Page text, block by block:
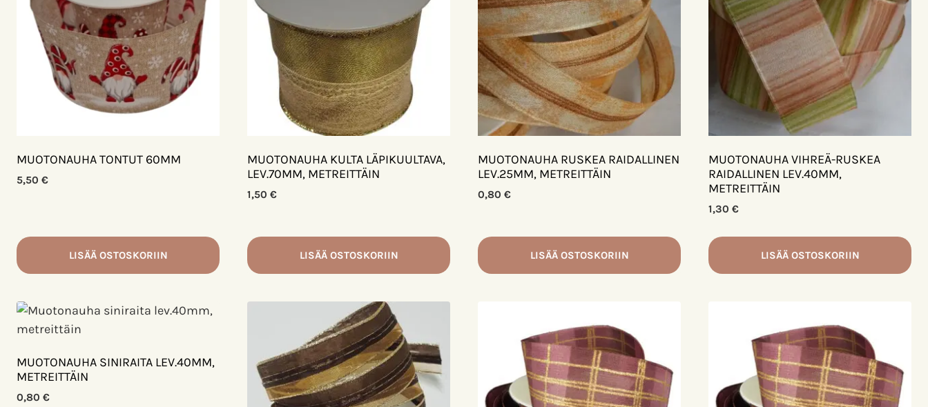
MUOTONAUHA TONTUT 60MM
5,50 €
LISÄÄ OSTOSKORIIN
MUOTONAUHA KULTA LÄPIKUULTAVA,
LEV.70MM, METREITTÄIN
1,50 €
LISÄÄ OSTOSKORIIN
MUOTONAUHA RUSKEA RAIDALLINEN
LEV.25MM, METREITTÄIN
0,80 €
LISÄÄ OSTOSKORIIN
MUOTONAUHA VIHREÄ-RUSKEA
RAIDALLINEN LEV.40MM,
METREITTÄIN
1,30 €
LISÄÄ OSTOSKORIIN
MUOTONAUHA SINIRAITA LEV.40MM,
METREITTÄIN
0,80 €